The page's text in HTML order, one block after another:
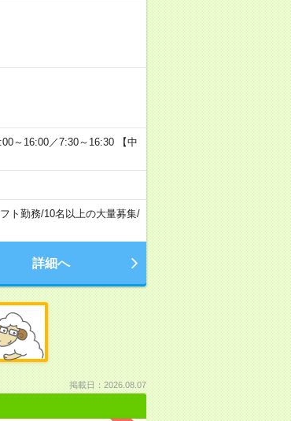
～16:00／7:30～16:30 【中
ト勤務/10名以上の大量募集/
詳細へ
掲載日：2026.08.07